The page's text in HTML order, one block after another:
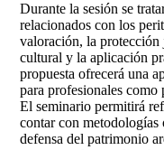
Durante la sesión se
relacionados con los
valoración, la
cultural y la aplicación
propuesta ofrecerá una
para profesionales como
El seminario permitirá
contar con metodologías
defensa del patrimonio